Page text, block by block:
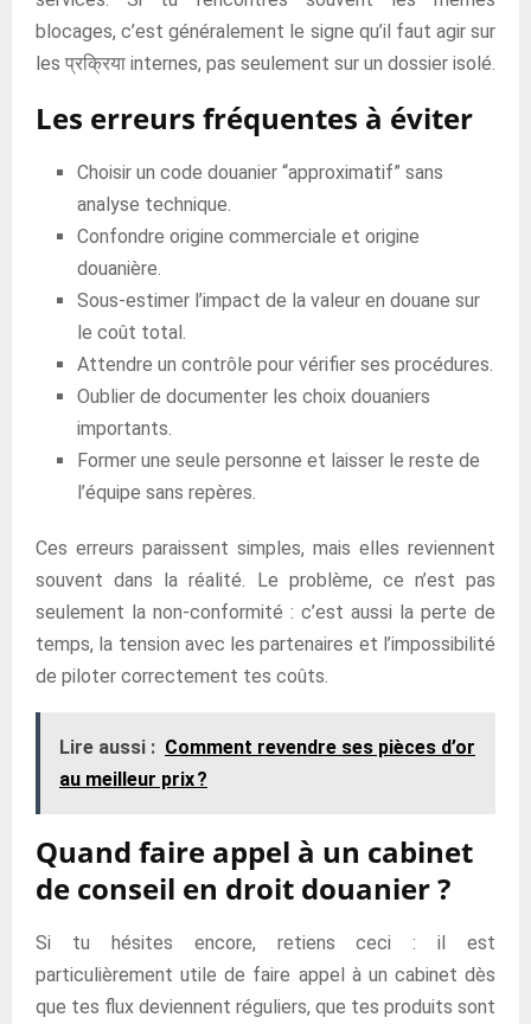
blocages, c’est généralement le signe qu’il faut agir sur
les प्रक्रिया internes, pas seulement sur un dossier isolé.
Les erreurs fréquentes à éviter
Choisir un code douanier “approximatif” sans
analyse technique.
Confondre origine commerciale et origine
douanière.
Sous-estimer l’impact de la valeur en douane sur
le coût total.
Attendre un contrôle pour vérifier ses procédures.
Oublier de documenter les choix douaniers
importants.
Former une seule personne et laisser le reste de
l’équipe sans repères.
Ces erreurs paraissent simples, mais elles reviennent
souvent dans la réalité. Le problème, ce n’est pas
seulement la non-conformité : c’est aussi la perte de
temps, la tension avec les partenaires et l’impossibilité
de piloter correctement tes coûts.
Lire aussi : Comment revendre ses pièces d’or
au meilleur prix ?
Quand faire appel à un cabinet
de conseil en droit douanier ?
Si tu hésites encore, retiens ceci : il est
particulièrement utile de faire appel à un cabinet dès
que tes flux deviennent réguliers, que tes produits sont